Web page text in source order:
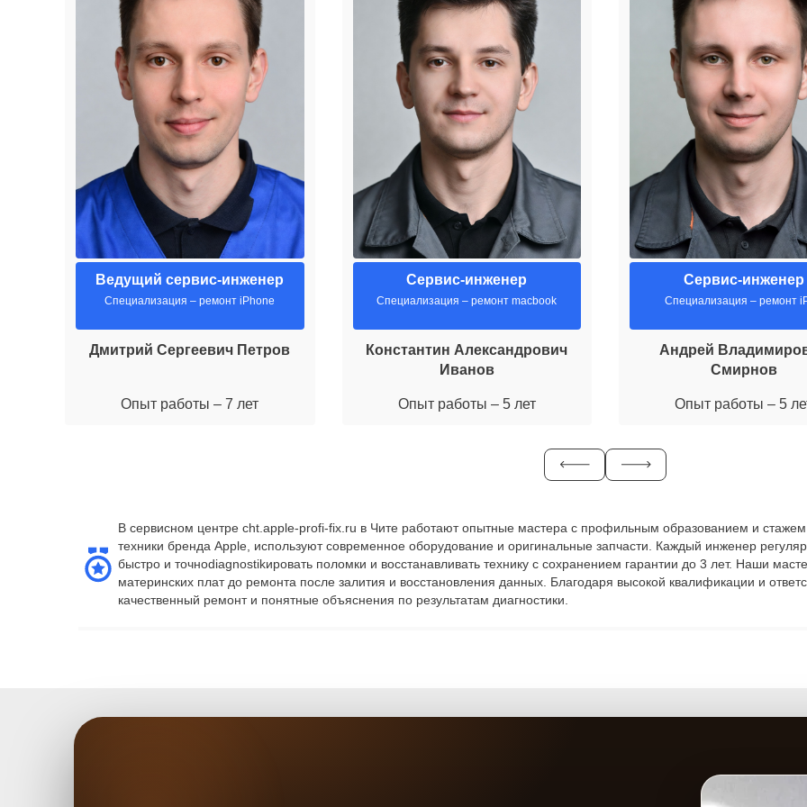
Ведущий сервис-инженер
Специализация – ремонт iPhone
Дмитрий Сергеевич Петров
Опыт работы – 7 лет
Сервис-инженер
Специализация – ремонт macbook
Константин Александрович
Иванов
Опыт работы – 5 лет
Сервис-инженер
Специализация – ремонт
Андрей
Смирнов
Опыт работы – 5
В сервисном центре cht.apple-profi-fix.ru в Чите работают опытные мастера с профильным образованием и
техники бренда Apple, используют современное оборудование и оригинальные запчасти. Каждый инженер
быстро и точноdiagnostikировать поломки и восстанавливать технику с сохранением гарантии до 3 лет. Наши
материнских плат до ремонта после залития и восстановления данных. Благодаря высокой квалификации и
качественный ремонт и понятные объяснения по результатам диагностики.